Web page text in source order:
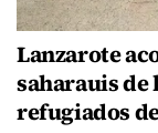
Lanzarote
saharauis de
refugiados